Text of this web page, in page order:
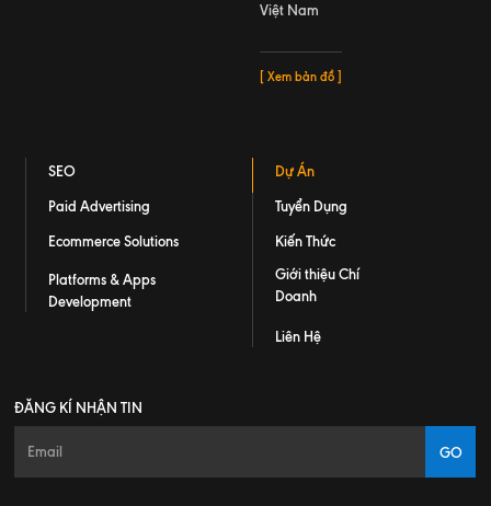
Việt Nam
[ Xem bản đồ ]
SEO
Paid Advertising
Ecommerce Solutions
Platforms & Apps
Development
Dự Án
Tuyển Dụng
Kiến Thức
Giới thiệu Chí
Doanh
Liên Hệ
ĐĂNG KÍ NHẬN TIN
GO